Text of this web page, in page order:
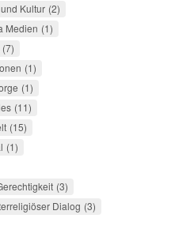
Kultur 2
Medien 1
7
1
1
11
15
1
3
Dialog 3